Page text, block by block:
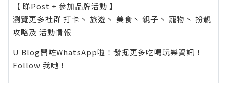
【 睇Post + 參加品牌活動 】
瀏覽更多社群 打卡 丶 旅遊 丶 美食 丶 親子 丶 寵物 丶 扮靚
攻略及 活動情報
U Blog開咗WhatsApp啦！發掘更多吃喝玩樂資訊！
Follow 我哋 ！